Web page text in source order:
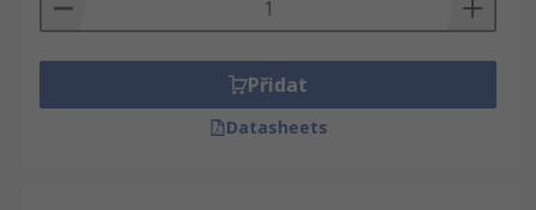
Přidat
Datasheets